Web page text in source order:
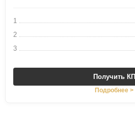
1
2
3
Получить КП
Подробнее >